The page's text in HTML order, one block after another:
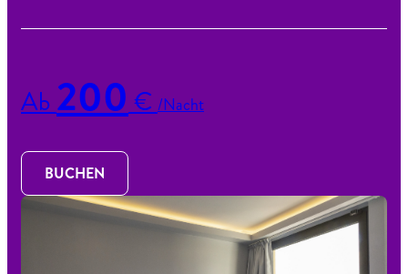
Ab200€/Nacht
BUCHEN